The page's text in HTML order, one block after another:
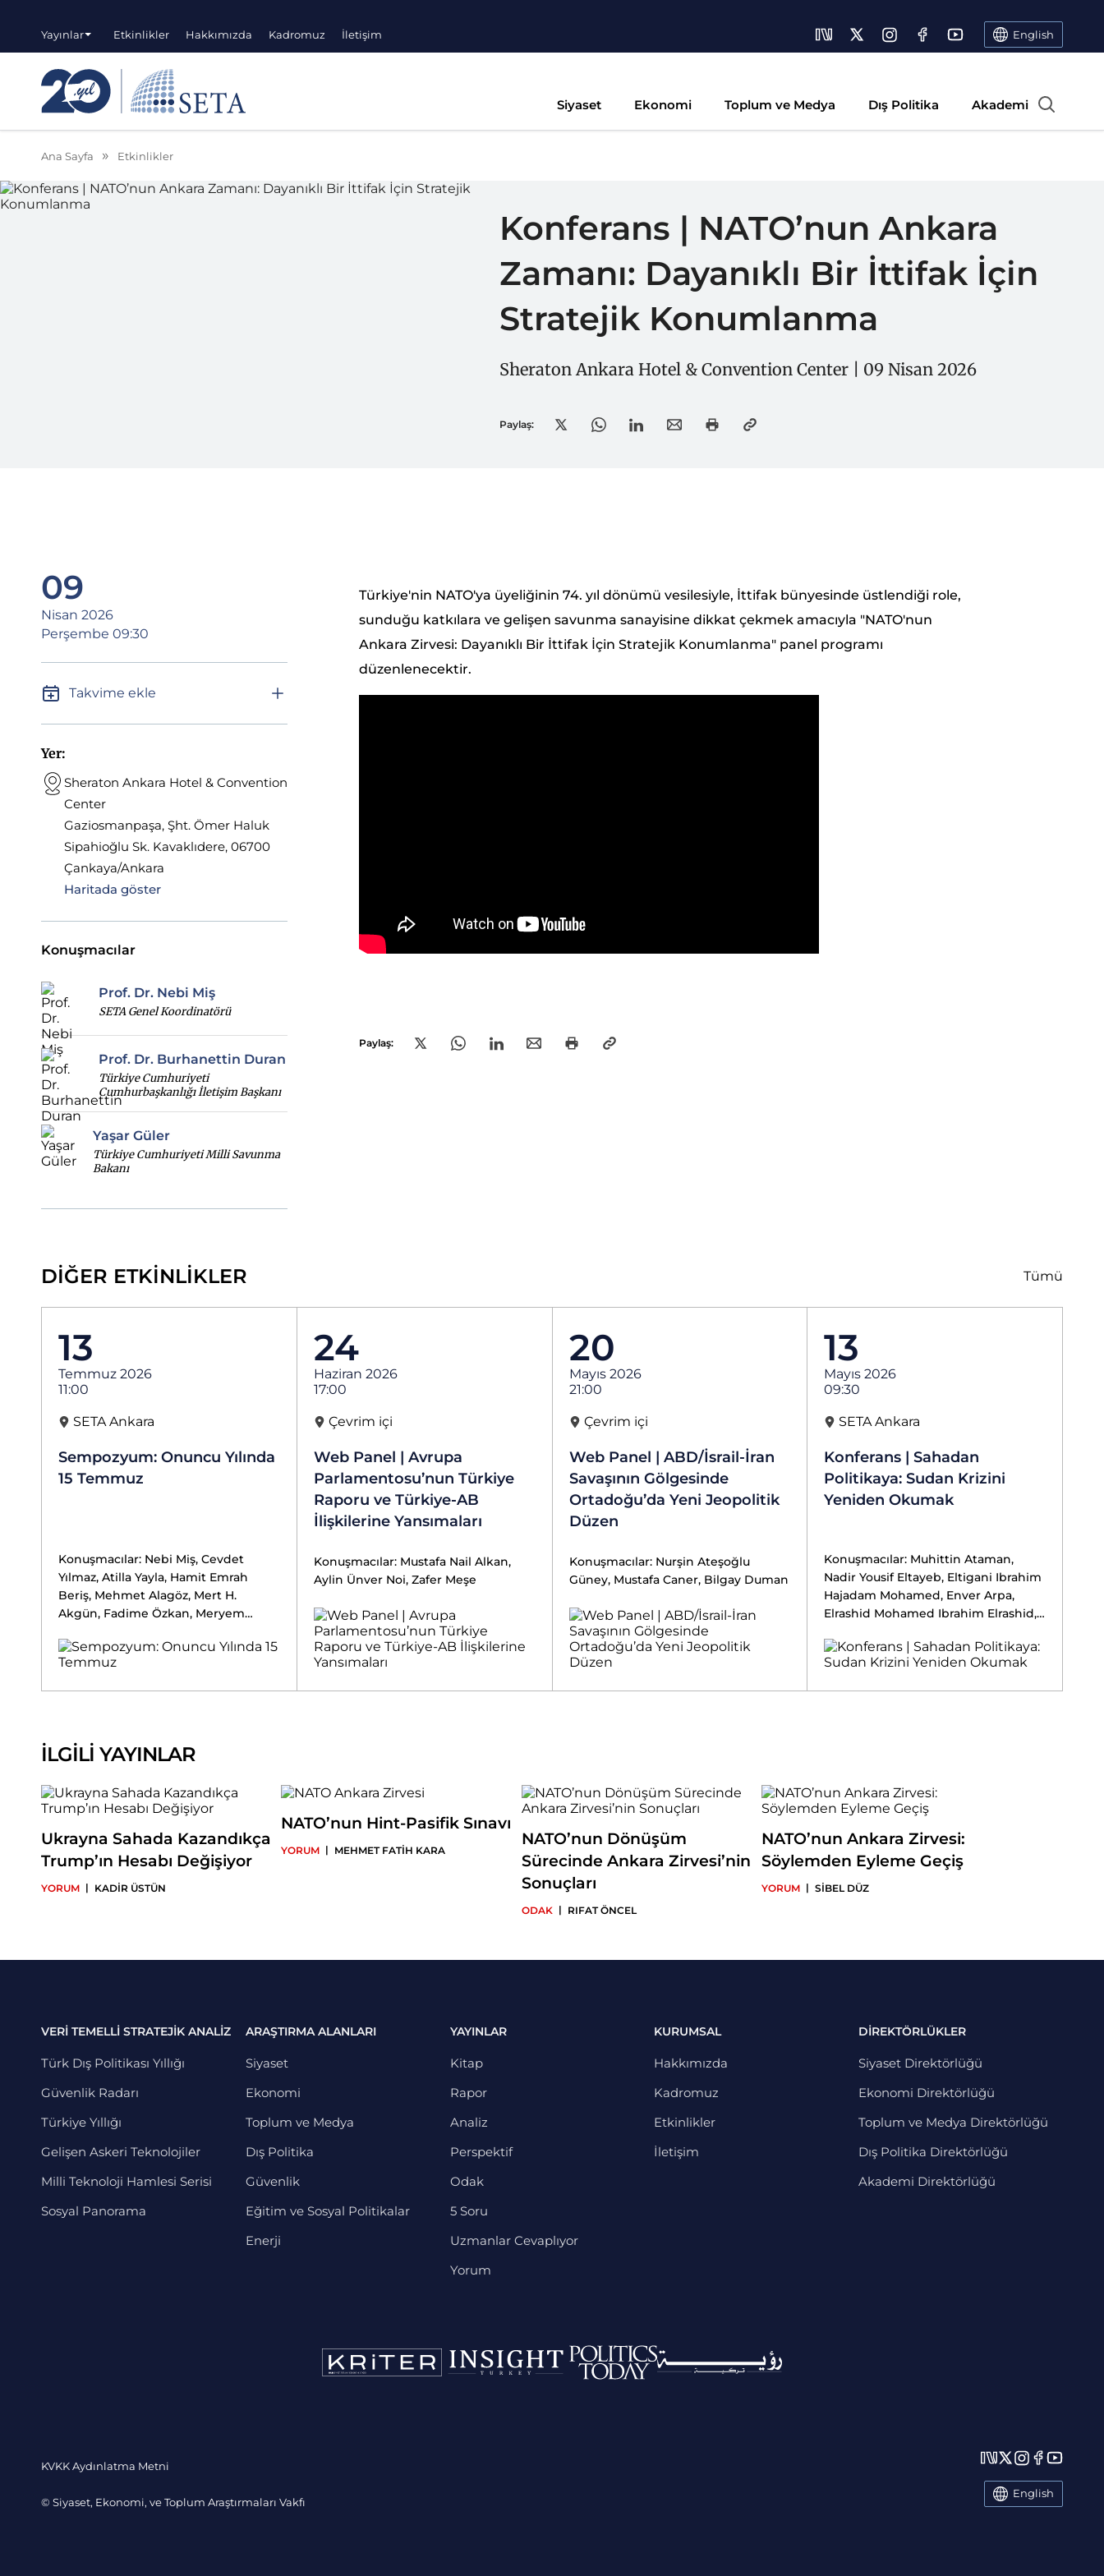
Yayınlar Etkinlikler Hakkımızda Kadromuz İletişim English
Siyaset Ekonomi Toplum ve Medya Dış Politika Akademi
Ana Sayfa Etkinlikler
Konferans | NATO’nun Ankara
Zamanı: Dayanıklı Bir İttifak İçin
Stratejik Konumlanma
Sheraton Ankara Hotel & Convention Center | 09 Nisan 2026
Paylaş:
09
Nisan 2026
Perşembe 09:30
Takvime ekle
Yer:
Sheraton Ankara Hotel & Convention
Center
Gaziosmanpaşa, Şht. Ömer Haluk
Sipahioğlu Sk. Kavaklıdere, 06700
Çankaya/Ankara
Haritada göster
Konuşmacılar
Prof. Dr. Nebi Miş
SETA Genel Koordinatörü
Prof. Dr. Burhanettin Duran
Türkiye Cumhuriyeti
Cumhurbaşkanlığı İletişim Başkanı
Yaşar Güler
Türkiye Cumhuriyeti Milli Savunma
Bakanı
Türkiye'nin NATO'ya üyeliğinin 74. yıl dönümü vesilesiyle, İttifak bünyesinde üstlendiği role,
sunduğu katkılara ve gelişen savunma sanayisine dikkat çekmek amacıyla "NATO'nun
Ankara Zirvesi: Dayanıklı Bir İttifak İçin Stratejik Konumlanma" panel programı
düzenlenecektir.
Paylaş:
DİĞER ETKİNLİKLER Tümü
13
Temmuz 2026
11:00
SETA Ankara
Sempozyum: Onuncu Yılında
15 Temmuz
Konuşmacılar: Nebi Miş, Cevdet
Yılmaz, Atilla Yayla, Hamit Emrah
Beriş, Mehmet Alagöz, Mert H.
Akgün, Fadime Özkan, Meryem
Hakkı Akın
24
Haziran 2026
17:00
Çevrim içi
Web Panel | Avrupa
Parlamentosu’nun Türkiye
Raporu ve Türkiye-AB
İlişkilerine Yansımaları
Konuşmacılar: Mustafa Nail Alkan,
Aylin Ünver Noi, Zafer Meşe
20
Mayıs 2026
21:00
Çevrim içi
Web Panel | ABD/İsrail-İran
Savaşının Gölgesinde
Ortadoğu’da Yeni Jeopolitik
Düzen
Konuşmacılar: Nurşin Ateşoğlu
Güney, Mustafa Caner, Bilgay Duman
13
Mayıs 2026
09:30
SETA Ankara
Konferans | Sahadan
Politikaya: Sudan Krizini
Yeniden Okumak
Konuşmacılar: Muhittin Ataman,
Nadir Yousif Eltayeb, Eltigani Ibrahim
Hajadam Mohamed, Enver Arpa,
Elrashid Mohamed Ibrahim Elrashid,
Emir Yasin Kekeç, Umut Çağrı Sarı
İLGİLİ YAYINLAR
Ukrayna Sahada Kazandıkça
Trump’ın Hesabı Değişiyor
YORUM | KADİR ÜSTÜN
NATO’nun Hint-Pasifik Sınavı
YORUM | MEHMET FATİH KARA
NATO’nun Dönüşüm
Sürecinde Ankara Zirvesi’nin
Sonuçları
ODAK | RIFAT ÖNCEL
NATO’nun Ankara Zirvesi:
Söylemden Eyleme Geçiş
YORUM | SİBEL DÜZ
VERİ TEMELLİ STRATEJİK ANALİZ
Türk Dış Politikası Yıllığı
Güvenlik Radarı
Türkiye Yıllığı
Gelişen Askeri Teknolojiler
Milli Teknoloji Hamlesi Serisi
Sosyal Panorama
ARAŞTIRMA ALANLARI
Siyaset
Ekonomi
Toplum ve Medya
Dış Politika
Güvenlik
Eğitim ve Sosyal Politikalar
Enerji
YAYINLAR
Kitap
Rapor
Analiz
Perspektif
Odak
5 Soru
Uzmanlar Cevaplıyor
Yorum
KURUMSAL
Hakkımızda
Kadromuz
Etkinlikler
İletişim
DİREKTÖRLÜKLER
Siyaset Direktörlüğü
Ekonomi Direktörlüğü
Toplum ve Medya Direktörlüğü
Dış Politika Direktörlüğü
Akademi Direktörlüğü
KVKK Aydınlatma Metni
© Siyaset, Ekonomi, ve Toplum Araştırmaları Vakfı
English